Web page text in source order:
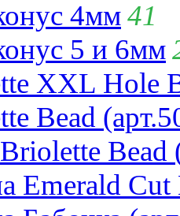
4мм41
5 и 6мм
XXL Hole
Bead
Bead
Emerald Cut